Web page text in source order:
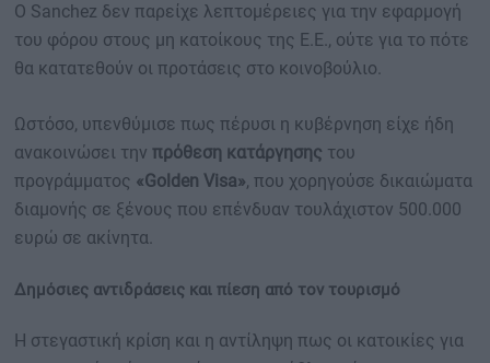
Ο Sanchez δεν παρείχε λεπτομέρειες για την εφαρμογή
του φόρου στους μη κατοίκους της Ε.Ε., ούτε για το πότε
θα κατατεθούν οι προτάσεις στο κοινοβούλιο.
Ωστόσο, υπενθύμισε πως πέρυσι η κυβέρνηση είχε ήδη
ανακοινώσει την πρόθεση κατάργησης του
προγράμματος «Golden Visa», που χορηγούσε δικαιώματα
διαμονής σε ξένους που επένδυαν τουλάχιστον 500.000
ευρώ σε ακίνητα.
Δημόσιες αντιδράσεις και πίεση από τον τουρισμό
Η στεγαστική κρίση και η αντίληψη πως οι κατοικίες για